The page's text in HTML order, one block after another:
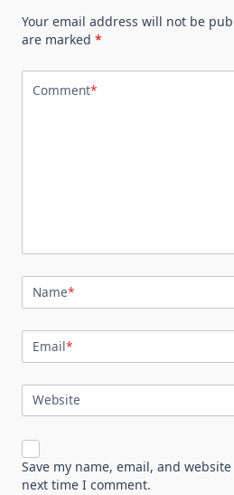
Your email address will not be
are marked *
Comment*
Name*
Email*
Website
Save my name, email, and
next time I comment.